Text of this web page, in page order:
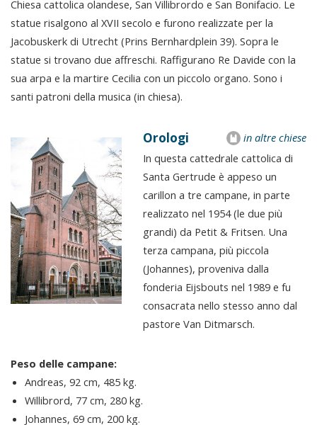
Chiesa cattolica olandese, San Villibrordo e San Bonifacio. Le
statue risalgono al XVII secolo e furono realizzate per la
Jacobuskerk di Utrecht (Prins Bernhardplein 39). Sopra le
statue si trovano due affreschi. Raffigurano Re Davide con la
sua arpa e la martire Cecilia con un piccolo organo. Sono i
santi patroni della musica (in chiesa).
in altre chiese
Orologi
In questa cattedrale cattolica di
Santa Gertrude è appeso un
carillon a tre campane, in parte
realizzato nel 1954 (le due più
grandi) da Petit & Fritsen. Una
terza campana, più piccola
(Johannes), proveniva dalla
fonderia Eijsbouts nel 1989 e fu
consacrata nello stesso anno dal
pastore Van Ditmarsch.
Peso delle campane:
Andreas, 92 cm, 485 kg.
Willibrord, 77 cm, 280 kg.
Johannes, 69 cm, 200 kg.